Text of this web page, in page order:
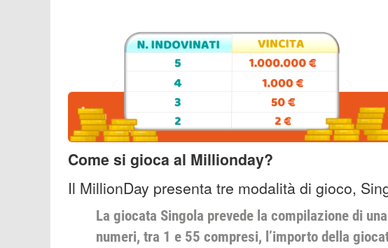
Come si gioca al Millionday?
Il MillionDay presenta tre modalità di gioco,
La giocata Singola prevede la compilazione di
numeri, tra 1 e 55 compresi, l’importo della